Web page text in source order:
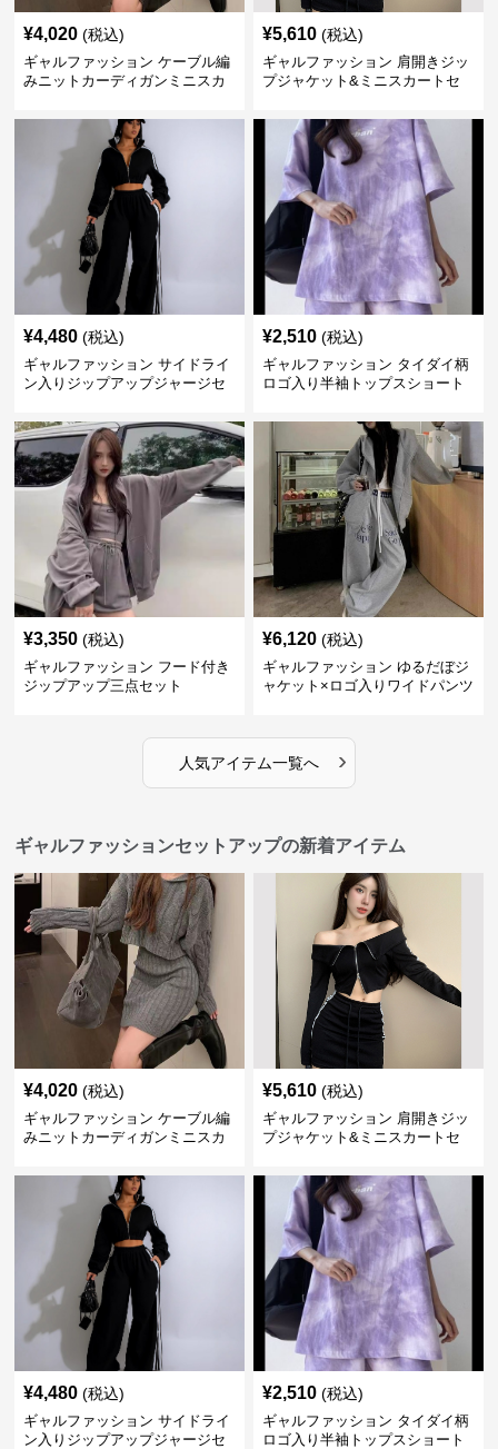
¥4,020 (税込)
ギャルファッション ケーブル編
みニットカーディガンミニスカ
¥5,610 (税込)
ギャルファッション 肩開きジッ
プジャケット&ミニスカートセ
¥4,480 (税込)
ギャルファッション サイドライ
ン入りジップアップジャージセ
¥2,510 (税込)
ギャルファッション タイダイ柄
ロゴ入り半袖トップスショート
¥3,350 (税込)
ギャルファッション フード付き
ジップアップ三点セット
¥6,120 (税込)
ギャルファッション ゆるだぼジ
ャケット×ロゴ入りワイドパンツ
人気アイテム一覧へ ›
ギャルファッションセットアップの新着アイテム
¥4,020 (税込)
ギャルファッション ケーブル編
みニットカーディガンミニスカ
¥5,610 (税込)
ギャルファッション 肩開きジッ
プジャケット&ミニスカートセ
¥4,480 (税込)
ギャルファッション サイドライ
ン入りジップアップジャージセ
¥2,510 (税込)
ギャルファッション タイダイ柄
ロゴ入り半袖トップスショート